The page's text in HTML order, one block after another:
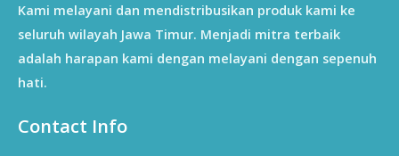
Kami melayani dan mendistribusikan produk kami ke
seluruh wilayah Jawa Timur. Menjadi mitra terbaik
adalah harapan kami dengan melayani dengan sepenuh
hati.
Contact Info